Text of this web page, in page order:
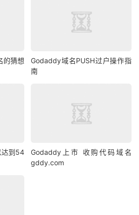
的猜想
Godaddy域名PUSH过户操作指
南
达到54
Godaddy上市 收购代码域名
gddy.com